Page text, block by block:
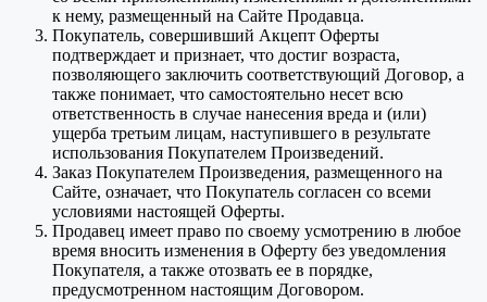
к нему, размещенный на Сайте Продавца.
Покупатель, совершивший Акцепт Оферты
подтверждает и признает, что достиг возраста,
позволяющего заключить соответствующий Договор, а
также понимает, что самостоятельно несет всю
ответственность в случае нанесения вреда и (или)
ущерба третьим лицам, наступившего в результате
использования Покупателем Произведений.
Заказ Покупателем Произведения, размещенного на
Сайте, означает, что Покупатель согласен со всеми
условиями настоящей Оферты.
Продавец имеет право по своему усмотрению в любое
время вносить изменения в Оферту без уведомления
Покупателя, а также отозвать ее в порядке,
предусмотренном настоящим Договором.